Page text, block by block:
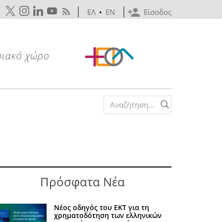
Είσοδος
ΕΛ • EN
Search form
Πρόσφατα Νέα
Νέος οδηγός του ΕΚΤ για τη
χρηματοδότηση των ελληνικών